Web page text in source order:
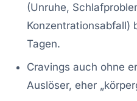
(Unruhe,
Konzentrationsabfall)
Tagen.
Cravings auch ohne
Auslöser, eher